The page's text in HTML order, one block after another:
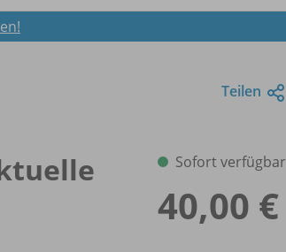
Teilen
Sofort verfügbar
40,00 €